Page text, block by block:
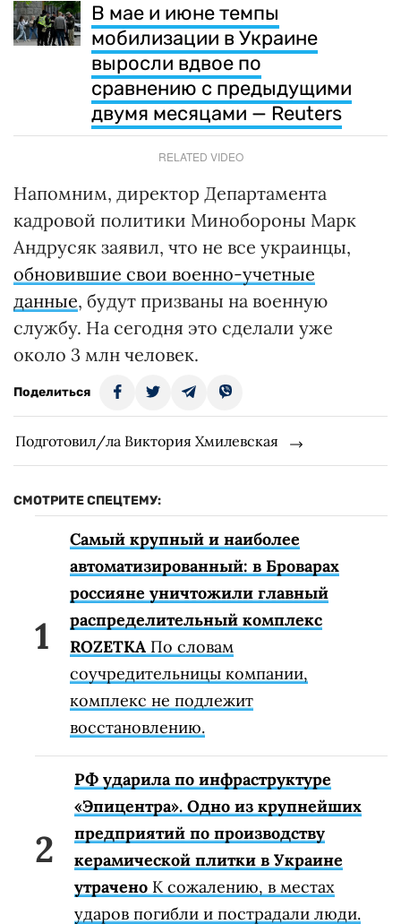
В мае и июне темпы
мобилизации в Украине
выросли вдвое по
сравнению с предыдущими
двумя месяцами — Reuters
RELATED VIDEO
Напомним, директор Департамента
кадровой политики Минобороны Марк
Андрусяк заявил, что не все украинцы,
обновившие свои военно-учетные
данные, будут призваны на военную
службу. На сегодня это сделали уже
около 3 млн человек.
Поделиться
Подготовил/ла Виктория Хмилевская
СМОТРИТЕ СПЕЦТЕМУ:
Самый крупный и наиболее
автоматизированный: в Броварах
россияне уничтожили главный
распределительный комплекс
ROZETKA По словам
соучредительницы компании,
комплекс не подлежит
восстановлению.
РФ ударила по инфраструктуре
«Эпицентра». Одно из крупнейших
предприятий по производству
керамической плитки в Украине
утрачено К сожалению, в местах
ударов погибли и пострадали люди.